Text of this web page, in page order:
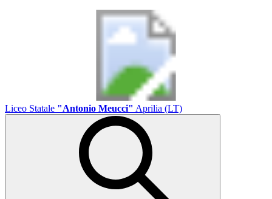
Liceo Statale "Antonio Meucci" Aprilia (LT)